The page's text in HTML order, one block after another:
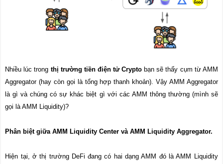
Nhiều lúc trong thị trường tiền điện tử Crypto bạn sẽ thấy cụm từ AMM
Aggregator (hay còn gọi là tổng hợp thanh khoản). Vậy AMM Aggregator
là gì và chúng có sự khác biệt gì với các AMM thông thường (mình sẽ
gọi là AMM Liquidity)?
Phân biệt giữa AMM Liquidity Center và AMM Liquidity Aggregator.
Hiện tại, ở thị trường DeFi đang có hai dạng AMM đó là AMM Liquidity